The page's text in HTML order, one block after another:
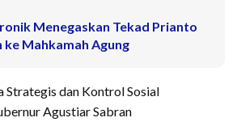
Menegaskan Tekad Prianto
ke Mahkamah Agung
dan Kontrol Sosial
Agustiar Sabran